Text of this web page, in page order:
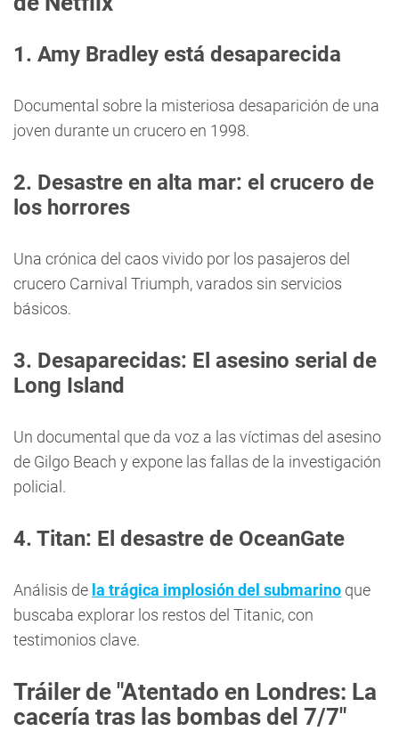
1. Amy Bradley está desaparecida
Documental sobre la misteriosa desaparición de una
joven durante un crucero en 1998.
2. Desastre en alta mar: el crucero de
los horrores
Una crónica del caos vivido por los pasajeros del
crucero Carnival Triumph, varados sin servicios
básicos.
3. Desaparecidas: El asesino serial de
Long Island
Un documental que da voz a las víctimas del asesino
de Gilgo Beach y expone las fallas de la investigación
policial.
4. Titan: El desastre de OceanGate
Análisis de la trágica implosión del submarino que
buscaba explorar los restos del Titanic, con
testimonios clave.
Tráiler de "Atentado en Londres: La
cacería tras las bombas del 7/7"